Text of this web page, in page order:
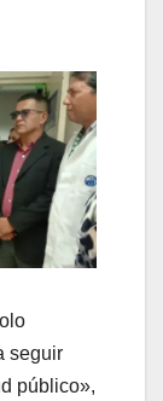
seguir
público»,